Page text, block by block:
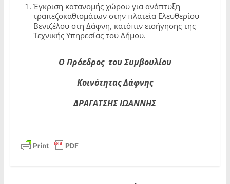
Έγκριση κατανομής χώρου για ανάπτυξη
τραπεζοκαθισμάτων στην πλατεία Ελευθερίου
Βενιζέλου στη Δάφνη, κατόπιν εισήγησης της
Τεχνικής Υπηρεσίας του Δήμου.
Ο Πρόεδρος του Συμβουλίου
Κοινότητας Δάφνης
ΔΡΑΓΑΤΣΗΣ ΙΩΑΝΝΗΣ